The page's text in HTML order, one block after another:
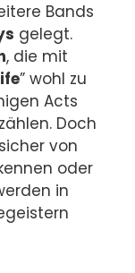
Bands
gelegt.
, die mit
” wohl zu
Acts
Doch
von
oder
in